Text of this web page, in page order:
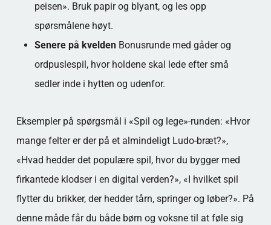
peisen». Bruk papir og blyant, og les opp
spørsmålene høyt.
Senere på kveldenBonusrunde med gåder og
ordpuslespil, hvor holdene skal lede efter små
sedler inde i hytten og udenfor.
Eksempler på spørgsmål i «Spil og lege»-runden: «Hvor
mange felter er der på et almindeligt Ludo-bræt?»,
«Hvad hedder det populære spil, hvor du bygger med
firkantede klodser i en digital verden?», «I hvilket spil
flytter du brikker, der hedder tårn, springer og løber?». På
denne måde får du både børn og voksne til at føle sig